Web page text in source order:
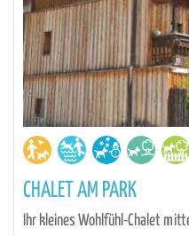
CHALET AM PARK
Ihr kleines Wohlfühl-Chalet